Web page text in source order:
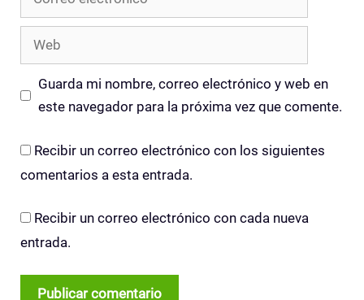
electrónico
Web
Guarda mi nombre, correo electrónico y web en
este navegador para la próxima vez que comente.
Recibir un correo electrónico con los siguientes
comentarios a esta entrada.
Recibir un correo electrónico con cada nueva
entrada.